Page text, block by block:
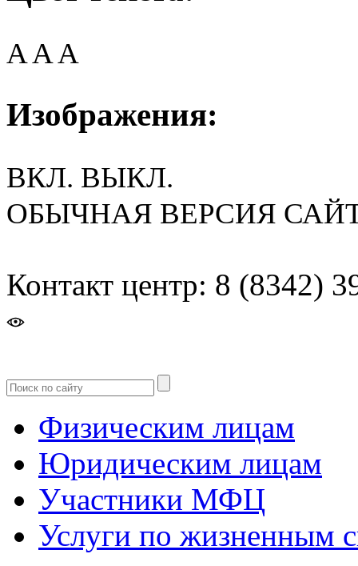
AAA
Изображения:
ВКЛ. ВЫКЛ.
ОБЫЧНАЯ ВЕРСИЯ
Контакт центр: 8 (8342)
Физическим лицам
Юридическим лицам
Участники МФЦ
Услуги по жизненным